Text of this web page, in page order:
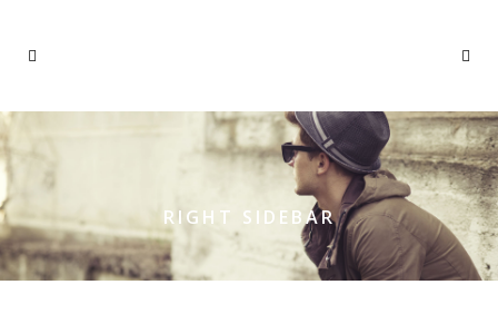
RIGHT SIDEBAR